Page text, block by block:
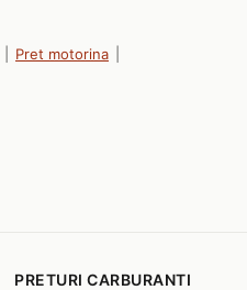
Pret motorina
PRETURI CARBURANTI